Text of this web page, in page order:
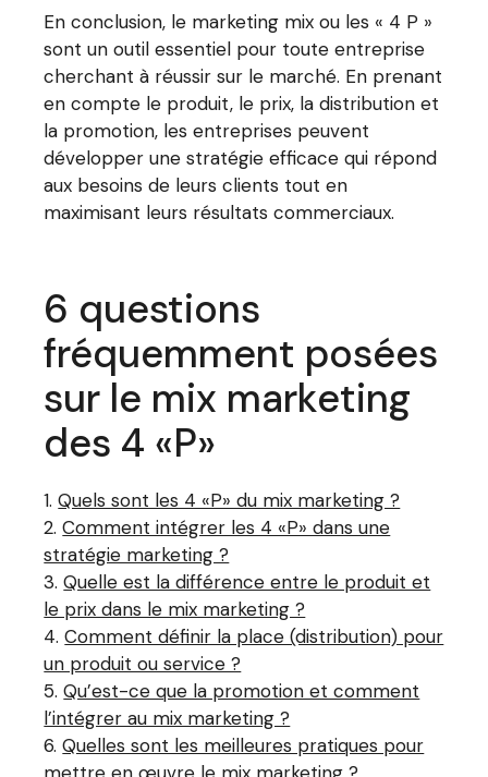
En conclusion, le marketing mix ou les « 4 P »
sont un outil essentiel pour toute entreprise
cherchant à réussir sur le marché. En prenant
en compte le produit, le prix, la distribution et
la promotion, les entreprises peuvent
développer une stratégie efficace qui répond
aux besoins de leurs clients tout en
maximisant leurs résultats commerciaux.
6 questions
fréquemment posées
sur le mix marketing
des 4 «P»
Quels sont les 4 «P» du mix marketing ?
Comment intégrer les 4 «P» dans une
stratégie marketing ?
Quelle est la différence entre le produit et
le prix dans le mix marketing ?
Comment définir la place (distribution) pour
un produit ou service ?
Qu’est-ce que la promotion et comment
l’intégrer au mix marketing ?
Quelles sont les meilleures pratiques pour